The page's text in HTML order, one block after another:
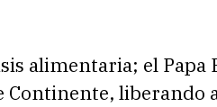
alimentaria; el Papa
Continente, liberando